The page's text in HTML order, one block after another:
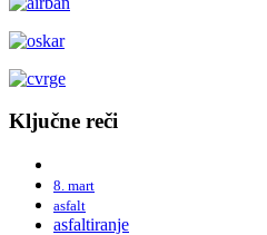
Ključne reči
8. mart
asfalt
asfaltiranje